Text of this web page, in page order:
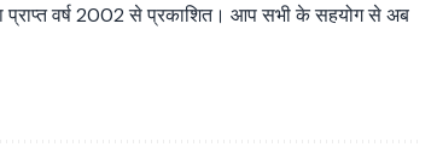
प्राप्त वर्ष 2002 से प्रकाशित। आप सभी के सहयोग से अब